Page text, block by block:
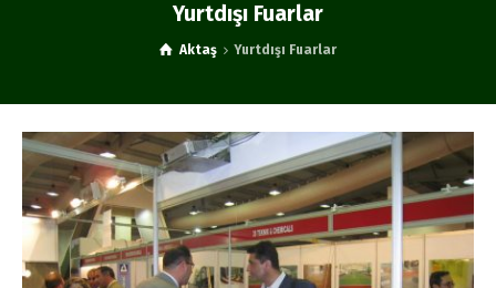
Yurtdışı Fuarlar
Aktaş Yurtdışı Fuarlar